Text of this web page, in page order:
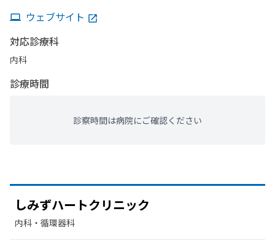
ウェブサイト
対応診療科
内科
診療時間
診察時間は病院にご確認ください
しみずハートクリニック
内科・​循環器科